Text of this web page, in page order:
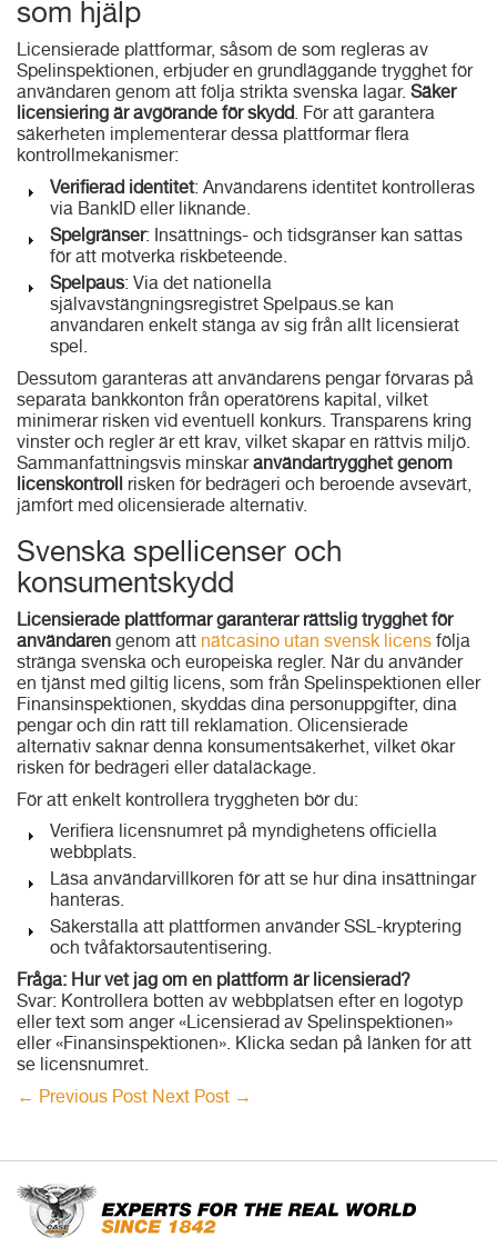
som hjälp
Licensierade plattformar, såsom de som regleras av
Spelinspektionen, erbjuder en grundläggande trygghet för
användaren genom att följa strikta svenska lagar. Säker
licensiering är avgörande för skydd. För att garantera
säkerheten implementerar dessa plattformar flera
kontrollmekanismer:
Verifierad identitet: Användarens identitet kontrolleras
via BankID eller liknande.
Spelgränser: Insättnings- och tidsgränser kan sättas
för att motverka riskbeteende.
Spelpaus: Via det nationella
självavstängningsregistret Spelpaus.se kan
användaren enkelt stänga av sig från allt licensierat
spel.
Dessutom garanteras att användarens pengar förvaras på
separata bankkonton från operatörens kapital, vilket
minimerar risken vid eventuell konkurs. Transparens kring
vinster och regler är ett krav, vilket skapar en rättvis miljö.
Sammanfattningsvis minskaranvändartrygghet genom
licenskontroll risken för bedrägeri och beroende avsevärt,
jämfört med olicensierade alternativ.
Svenska spellicenser och
konsumentskydd
Licensierade plattformar garanterar rättslig trygghet för
användaren genom att nätcasino utan svensk licens följa
stränga svenska och europeiska regler. När du använder
en tjänst med giltig licens, som från Spelinspektionen eller
Finansinspektionen, skyddas dina personuppgifter, dina
pengar och din rätt till reklamation. Olicensierade
alternativ saknar denna konsumentsäkerhet, vilket ökar
risken för bedrägeri eller dataläckage.
För att enkelt kontrollera tryggheten bör du:
Verifiera licensnumret på myndighetens officiella
webbplats.
Läsa användarvillkoren för att se hur dina insättningar
hanteras.
Säkerställa att plattformen använder SSL-kryptering
och tvåfaktorsautentisering.
Fråga: Hur vet jag om en plattform är licensierad?
Svar: Kontrollera botten av webbplatsen efter en logotyp
eller text som anger «Licensierad av Spelinspektionen»
eller «Finansinspektionen». Klicka sedan på länken för att
se licensnumret.
← Previous Post Next Post →